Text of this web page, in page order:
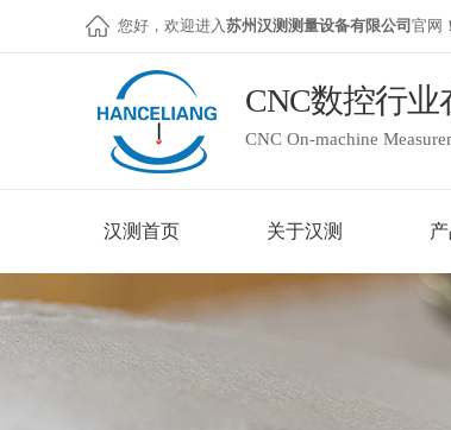
您好，欢迎进入苏州汉测测量设备有限公司 官网！
CNC数控行
CNC On-machine
汉测首页 关于汉测